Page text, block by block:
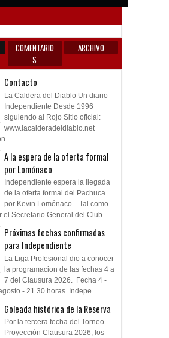
COMENTARIO
S
ARCHIVO
Contacto
La Caldera del Diablo Un diario
Independiente Desde 1996
siguiendo al Rojo Sitio oficial:
www.lacalderadeldiablo.net
A la espera de la oferta formal
por Lomónaco
Independiente espera la llegada
de la oferta formal del Pachuca
por Kevin Lomónaco . Tal como
el Secretario General del Club...
Próximas fechas confirmadas
para Independiente
La Liga Profesional dio a conocer
la programacion de las fechas 4 a
7 del Clausura 2026. Fecha 4 -
- 21.30 horas Indepe...
Goleada histórica de la Reserva
Por la tercera fecha del Torneo
Proyección Clausura 2026, los